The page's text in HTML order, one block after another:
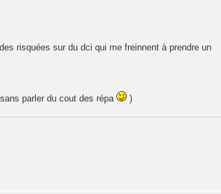
risquées sur du dci qui me freinnent à prendre un
parler du cout des répa )